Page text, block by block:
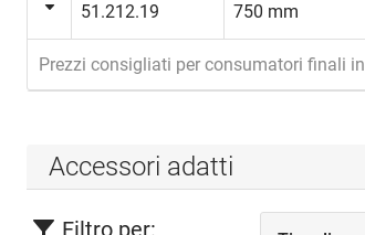
51.212.19 750 mm
Prezzi consigliati per consumatori finali in
Accessori adatti